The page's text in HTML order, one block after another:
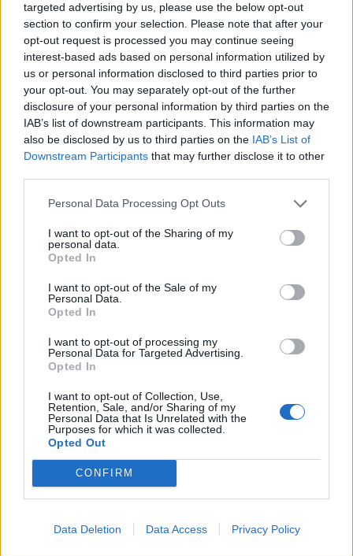
targeted advertising by us, please use the below opt-out
section to confirm your selection. Please note that after your
opt-out request is processed you may continue seeing
interest-based ads based on personal information utilized by
us or personal information disclosed to third parties prior to
your opt-out. You may separately opt-out of the further
disclosure of your personal information by third parties on the
IAB’s list of downstream participants. This information may
also be disclosed by us to third parties on the IAB’s List of
Downstream Participants that may further disclose it to other
Personal Data Processing Opt Outs
I want to opt-out of the Sharing of my
personal data.
Opted In
I want to opt-out of the Sale of my
Personal Data.
Opted In
I want to opt-out of processing my
Personal Data for Targeted Advertising.
Opted In
I want to opt-out of Collection, Use,
Retention, Sale, and/or Sharing of my
Personal Data that Is Unrelated with the
Purposes for which it was collected.
Opted Out
CONFIRM
Data Deletion Data Access Privacy Policy
Οδηγός αγοράς: Ο
δεκάλογος της Black
Friday για να κάνεις
αυτή τη φορά
Το street style
ανέδειξε το νέο basic
χρώμα της σεζόν-
μαύρο
Οδηγός αγοράς: 10
Τα 5+1 essentials που